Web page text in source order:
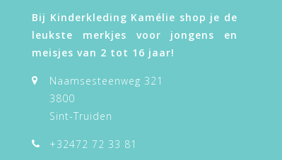
Bij Kinderkleding Kamélie shop je de
leukste merkjes voor jongens en
meisjes van 2 tot 16 jaar!
Naamsesteenweg 321
3800
Sint-Truiden
+32472 72 33 81